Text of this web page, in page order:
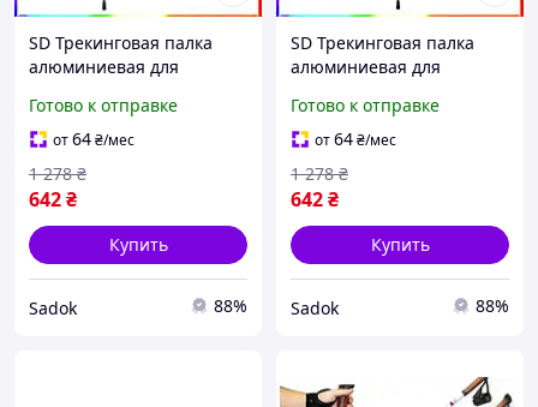
SD Трекинговая палка
алюминиевая для
отдыха синяя Sadok top
Sad-03
Готово к отправке
от64₴/мес
642₴
1 278 ₴
Купить
Sadok 88%
SD Трекинговая палка
алюминиевая для
отдыха Sadok top красная
Sad-03
Готово к отправке
от64₴/мес
642₴
1 278 ₴
Купить
Sadok 88%